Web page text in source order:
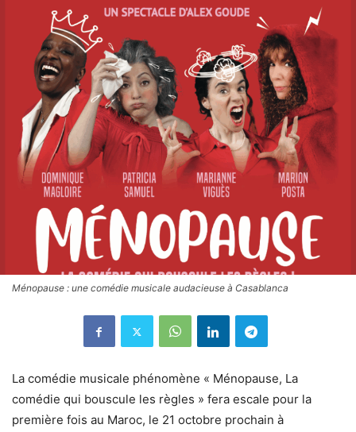
Ménopause : une comédie musicale audacieuse à Casablanca
La comédie musicale phénomène « Ménopause, La
comédie qui bouscule les règles » fera escale pour la
première fois au Maroc, le 21 octobre prochain à